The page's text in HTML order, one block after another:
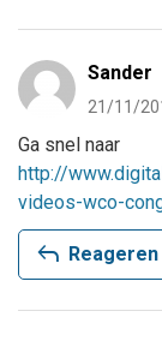
Sander
21/11/
Ga snel naar
http://
videos-wco-
reply Reageren